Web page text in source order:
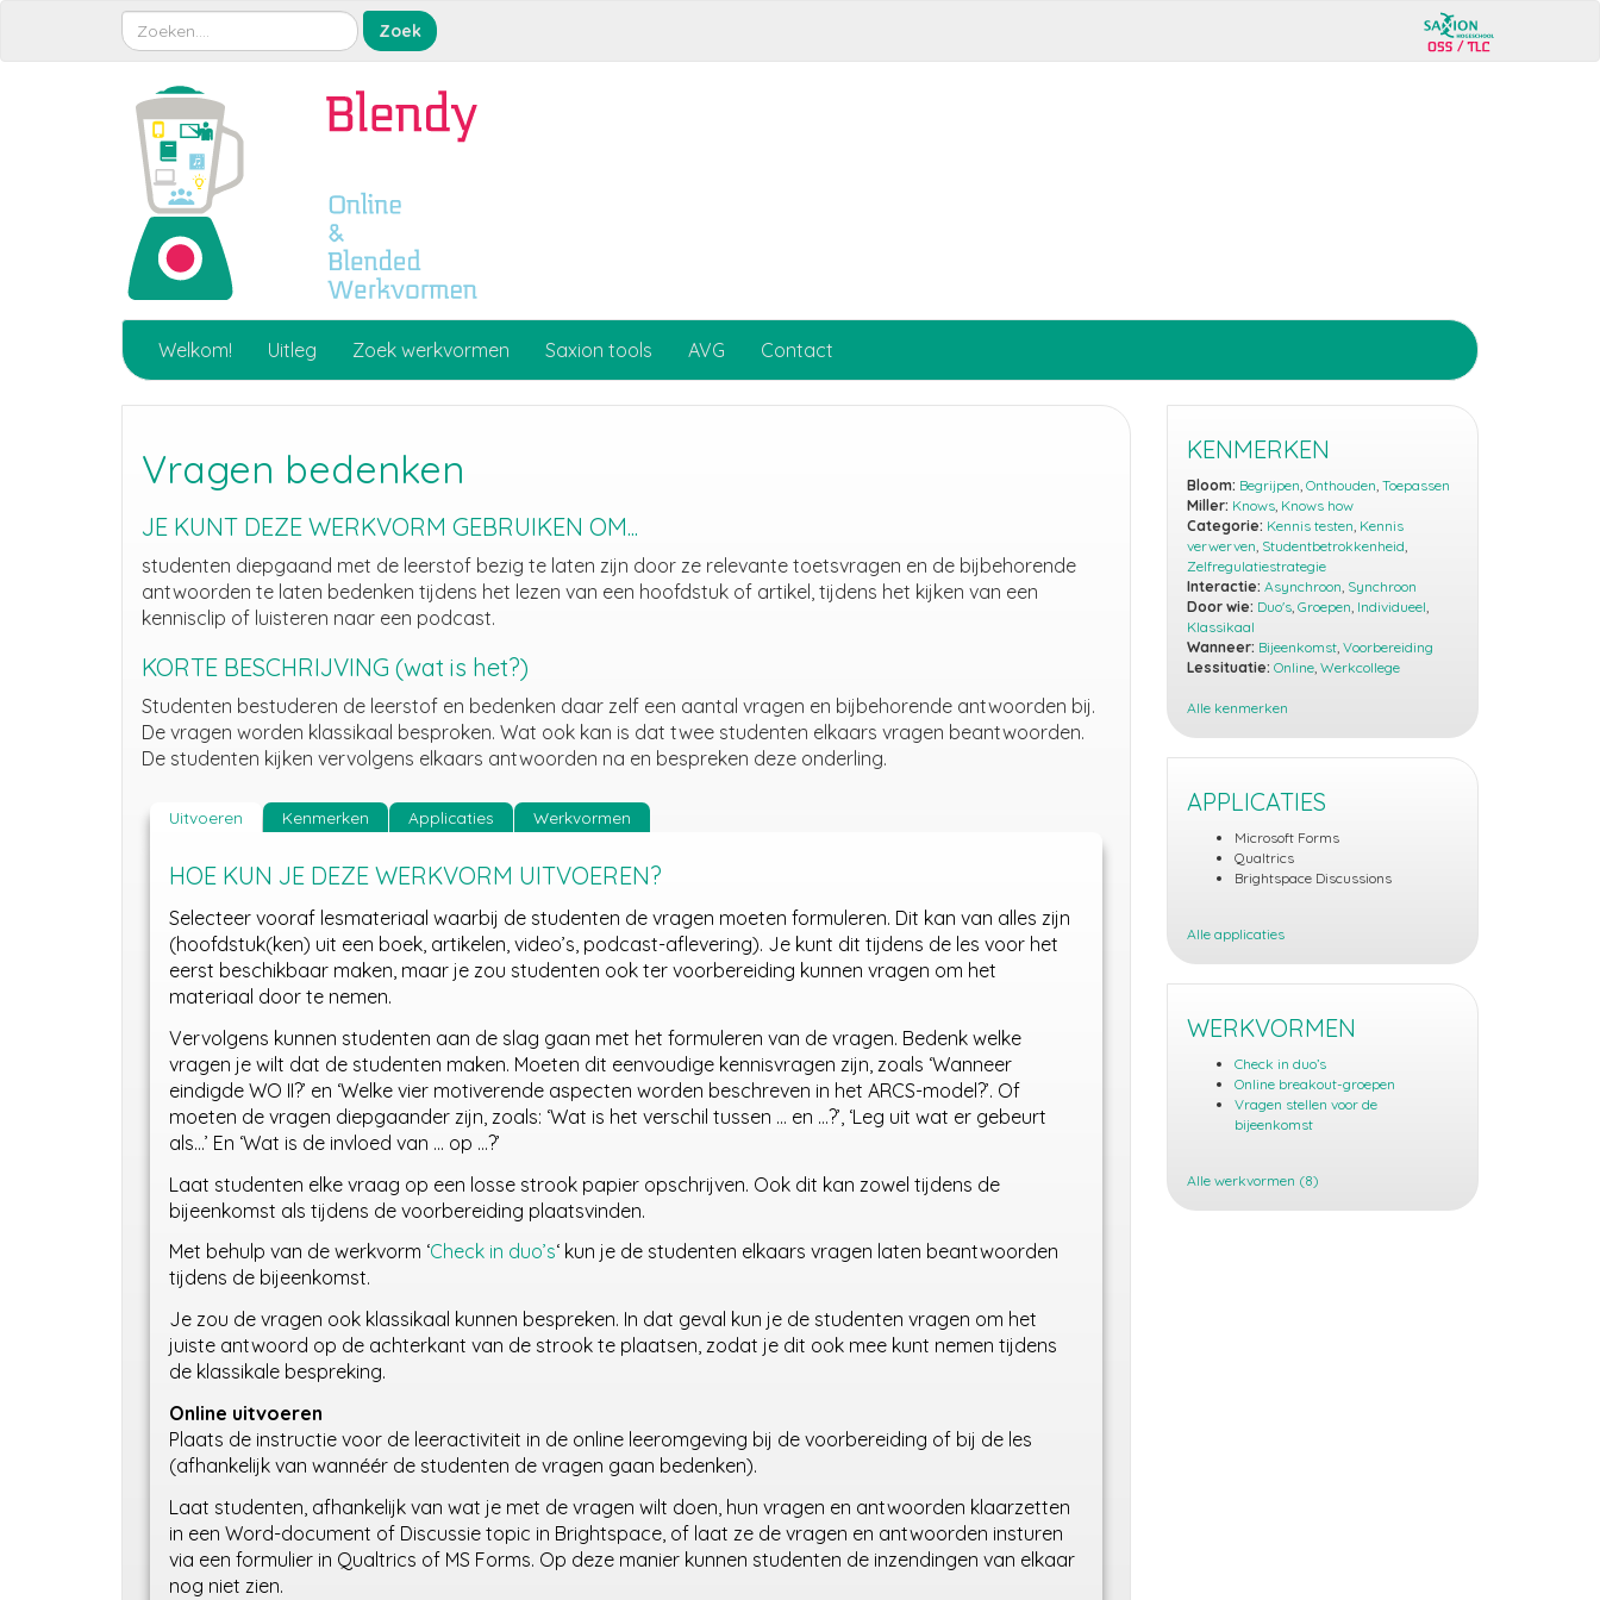
Welkom! Uitleg Zoek werkvormen Saxion tools AVG Contact
Vragen bedenken
JE KUNT DEZE WERKVORM GEBRUIKEN OM...
studenten diepgaand met de leerstof bezig te laten zijn door ze relevante toetsvragen en de bijbehorende
antwoorden te laten bedenken tijdens het lezen van een hoofdstuk of artikel, tijdens het kijken van een
kennisclip of luisteren naar een podcast.
KORTE BESCHRIJVING (wat is het?)
Studenten bestuderen de leerstof en bedenken daar zelf een aantal vragen en bijbehorende antwoorden bij.
De vragen worden klassikaal besproken. Wat ook kan is dat twee studenten elkaars vragen beantwoorden.
De studenten kijken vervolgens elkaars antwoorden na en bespreken deze onderling.
Uitvoeren
HOE KUN JE DEZE WERKVORM UITVOEREN?
Selecteer vooraf lesmateriaal waarbij de studenten de vragen moeten formuleren. Dit kan van alles zijn
(hoofdstuk(ken) uit een boek, artikelen, video’s, podcast-aflevering). Je kunt dit tijdens de les voor het
eerst beschikbaar maken, maar je zou studenten ook ter voorbereiding kunnen vragen om het
materiaal door te nemen.
Vervolgens kunnen studenten aan de slag gaan met het formuleren van de vragen. Bedenk welke
vragen je wilt dat de studenten maken. Moeten dit eenvoudige kennisvragen zijn, zoals ‘Wanneer
eindigde WO II?’ en ‘Welke vier motiverende aspecten worden beschreven in het ARCS-model?’. Of
moeten de vragen diepgaander zijn, zoals: ‘Wat is het verschil tussen … en …?’, ‘Leg uit wat er gebeurt
als…’ En ‘Wat is de invloed van … op …?’
Laat studenten elke vraag op een losse strook papier opschrijven. Ook dit kan zowel tijdens de
bijeenkomst als tijdens de voorbereiding plaatsvinden.
Met behulp van de werkvorm ‘Check in duo’s‘ kun je de studenten elkaars vragen laten beantwoorden
tijdens de bijeenkomst.
Je zou de vragen ook klassikaal kunnen bespreken. In dat geval kun je de studenten vragen om het
juiste antwoord op de achterkant van de strook te plaatsen, zodat je dit ook mee kunt nemen tijdens
de klassikale bespreking.
Online uitvoeren
Plaats de instructie voor de leeractiviteit in de online leeromgeving bij de voorbereiding of bij de les
(afhankelijk van wannéér de studenten de vragen gaan bedenken).
Laat studenten, afhankelijk van wat je met de vragen wilt doen, hun vragen en antwoorden klaarzetten
in een Word-document of Discussie topic in Brightspace, of laat ze de vragen en antwoorden insturen
via een formulier in Qualtrics of MS Forms. Op deze manier kunnen studenten de inzendingen van elkaar
nog niet zien.
Kenmerken Applicaties Werkvormen
KENMERKEN
Bloom: Begrijpen, Onthouden, Toepassen
Miller: Knows, Knows how
Categorie: Kennis testen, Kennis
verwerven, Studentbetrokkenheid,
Zelfregulatiestrategie
Interactie: Asynchroon, Synchroon
Door wie: Duo's, Groepen, Individueel,
Klassikaal
Wanneer: Bijeenkomst, Voorbereiding
Lessituatie: Online, Werkcollege
Alle kenmerken
APPLICATIES
Microsoft Forms
Qualtrics
Brightspace Discussions
Alle applicaties
WERKVORMEN
Check in duo’s
Online breakout-groepen
Vragen stellen voor de
bijeenkomst
Alle werkvormen (8)